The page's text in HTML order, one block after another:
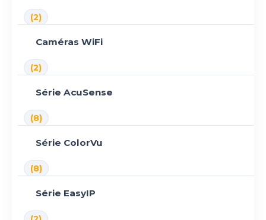
(2)
Caméras WiFi
(2)
Série AcuSense
(8)
Série ColorVu
(8)
Série EasyIP